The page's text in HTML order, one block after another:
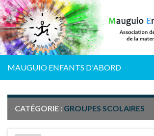
MAUGUIO ENFANTS D'ABORD
CATÉGORIE : GROUPES SCOLAIRES